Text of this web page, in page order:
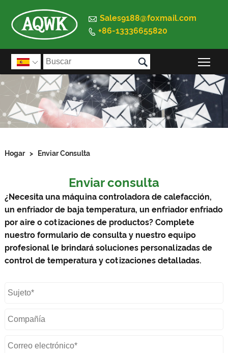
 Sales9188@foxmail.com
 +86-13336655820
 
Hogar > Enviar Consulta
Enviar consulta
¿Necesita una máquina controladora de calefacción,
un enfriador de baja temperatura, un enfriador enfriado
por aire o cotizaciones de productos? Complete
nuestro formulario de consulta y nuestro equipo
profesional le brindará soluciones personalizadas de
control de temperatura y cotizaciones detalladas.